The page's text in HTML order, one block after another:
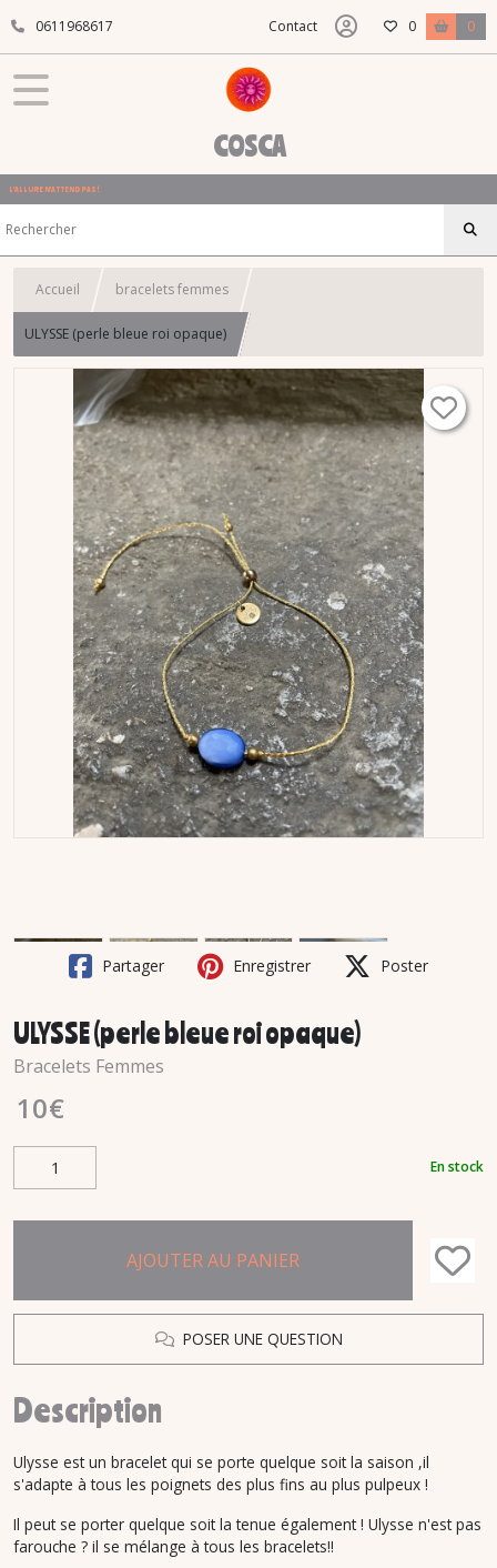
0611968617 Contact 0 0
COSCA
L'ALLURE N'ATTEND PAS !
Accueil bracelets femmes
ULYSSE (perle bleue roi opaque)
Partager Enregistrer Poster
ULYSSE (perle bleue roi opaque)
Bracelets Femmes
10€
En stock
AJOUTER AU PANIER
POSER UNE QUESTION
Description
Ulysse est un bracelet qui se porte quelque soit la saison ,il
s'adapte à tous les poignets des plus fins au plus pulpeux !
Il peut se porter quelque soit la tenue également ! Ulysse n'est pas
farouche ? il se mélange à tous les bracelets!!